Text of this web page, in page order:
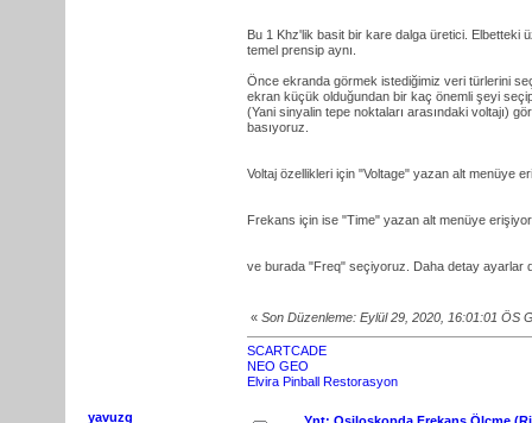
Bu 1 Khz'lik basit bir kare dalga üretici. Elbetteki
temel prensip aynı.
Önce ekranda görmek istediğimiz veri türlerini
ekran küçük olduğundan bir kaç önemli şeyi
(Yani sinyalin tepe noktaları arasındaki voltajı)
basıyoruz.
Voltaj özellikleri için "Voltage" yazan alt menüye
Frekans için ise "Time" yazan alt menüye
ve burada "Freq" seçiyoruz. Daha detay ayarlar
« Son Düzenleme: Eylül 29, 2020, 16:01:01 ÖS
SCARTCADE
NEO GEO
Elvira Pinball Restorasyon
yavuzg